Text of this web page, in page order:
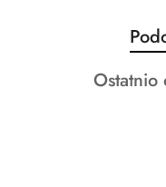
Pomiń karuzelę
o
Produkty